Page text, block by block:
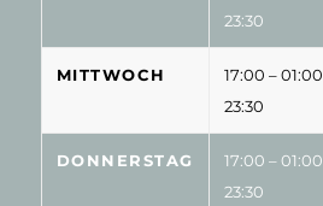
23:30
MITTWOCH 17:00 – 01:00
23:30
DONNERSTAG 17:00 – 01:00
23:30